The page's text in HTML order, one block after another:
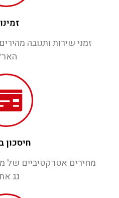
זמני שירות ותגובה
חיסכון
מחירים אטרקטיביים של
גג